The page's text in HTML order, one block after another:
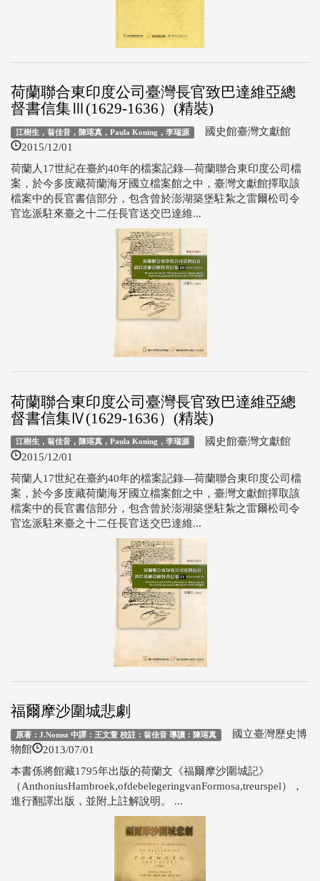
荷蘭聯合東印度公司臺灣長官致巴達維亞總
督書信集Ⅲ(1629-1636）(精裝)
江樹生，翁佳音，陳瑢真，Paula Koning，李瑞源 國史館臺灣文獻館
2015/12/01
荷蘭人17世紀在臺約40年的檔案記錄—荷蘭聯合東印度公司檔
案，於今多庋藏荷蘭海牙國立檔案館之中，臺灣文獻館擇取該
檔案中的長官書信部分，包含曾於澎湖築堡駐紮之雷爾松司令
官迄派駐來臺之十二任長官送交巴達維...
荷蘭聯合東印度公司臺灣長官致巴達維亞總
督書信集Ⅳ(1629-1636）(精裝)
江樹生，翁佳音，陳瑢真，Paula Koning，李瑞源 國史館臺灣文獻館
2015/12/01
荷蘭人17世紀在臺約40年的檔案記錄—荷蘭聯合東印度公司檔
案，於今多庋藏荷蘭海牙國立檔案館之中，臺灣文獻館擇取該
檔案中的長官書信部分，包含曾於澎湖築堡駐紮之雷爾松司令
官迄派駐來臺之十二任長官送交巴達維...
福爾摩沙圍城悲劇
原著：J.Nomsz 中譯：王文萱 校註：翁佳音 導讀：陳瑢真 國立臺灣歷史博
物館
2013/07/01
本書係將館藏1795年出版的荷蘭文《福爾摩沙圍城記》
（AnthoniusHambroek,ofdebelegeringvanFormosa,treurspel），
進行翻譯出版，並附上註解說明。 ...